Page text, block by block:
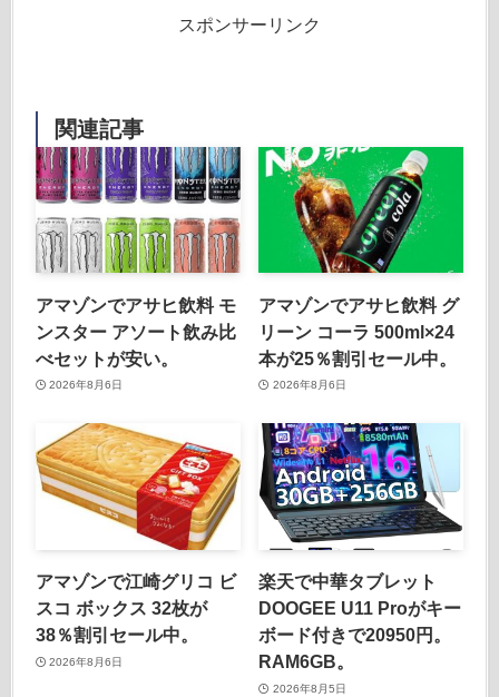
スポンサーリンク
関連記事
アマゾンでアサヒ飲料 モ
ンスター アソート飲み比
べセットが安い。
2026年8月6日
アマゾンでアサヒ飲料 グ
リーン コーラ 500ml×24
本が25％割引セール中。
2026年8月6日
アマゾンで江崎グリコ ビ
スコ ボックス 32枚が
38％割引セール中。
2026年8月6日
楽天で中華タブレット
DOOGEE U11 Proがキー
ボード付きで20950円。
RAM6GB。
2026年8月5日